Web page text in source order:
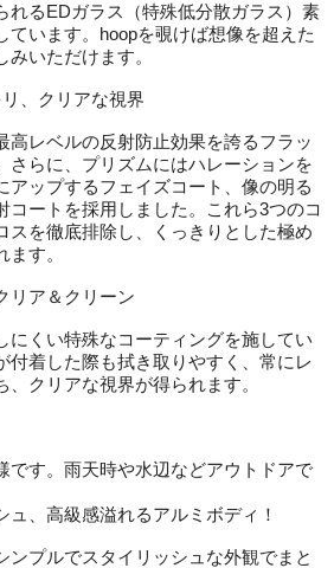
れるEDガラス（特殊低分散ガラス）素
ています。hoopを覗けば想像を超えた
いただけます。
、クリアな視界
高レベルの反射防止効果を誇るフラッ
さらに、プリズムにはハレーションを
アップするフェイズコート、像の明る
コートを採用しました。これら3つのコ
スを徹底排除し、くっきりとした極め
す。
リア＆クリーン
にくい特殊なコーティングを施してい
付着した際も拭き取りやすく、常にレ
クリアな視界が得られます。
です。雨天時や水辺などアウトドアで
ュ、高級感溢れるアルミボディ！
ンプルでスタイリッシュな外観でまと